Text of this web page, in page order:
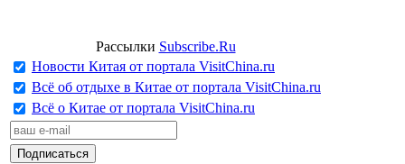
Рассылки Subscribe.Ru
Новости Китая от портала VisitChina.ru
Всё об отдыхе в Китае от портала VisitChina.ru
Всё о Китае от портала VisitChina.ru